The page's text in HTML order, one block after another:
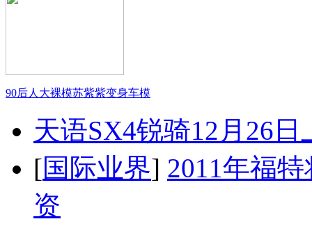
90后人大裸模苏紫紫变身车模
天语SX4锐骑12月26
[国际业界] 2011年福
资